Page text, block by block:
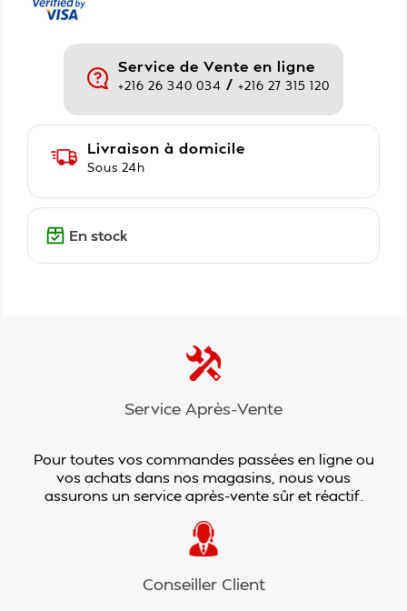
Service de Vente en ligne
+216 26 340 034 / +216 27 315 120
Livraison à domicile
Sous 24h
En stock
Service Après-Vente
Pour toutes vos commandes passées en ligne ou
vos achats dans nos magasins, nous vous
assurons un service après-vente sûr et réactif.
Conseiller Client